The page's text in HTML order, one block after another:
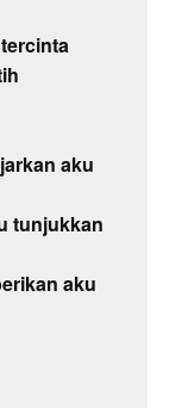
aku
tunjukkan
aku